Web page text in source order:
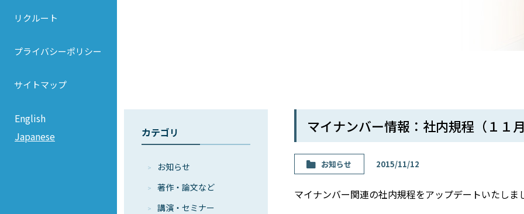
リクルート
プライバシーポリシー
サイトマップ
English
Japanese
カテゴリ
お知らせ
著作・論⽂など
講演・セミナー
マイナンバー情報：社内規程（１１
お知らせ 2015/11/12
マイナンバー関連の社内規程をアップデートいたしま